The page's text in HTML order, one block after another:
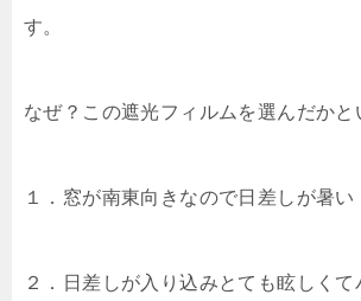
す。
なぜ？この遮光フィルムを選んだかと
１．窓が南東向きなので日差しが暑い
２．日差しが入り込みとても眩しく